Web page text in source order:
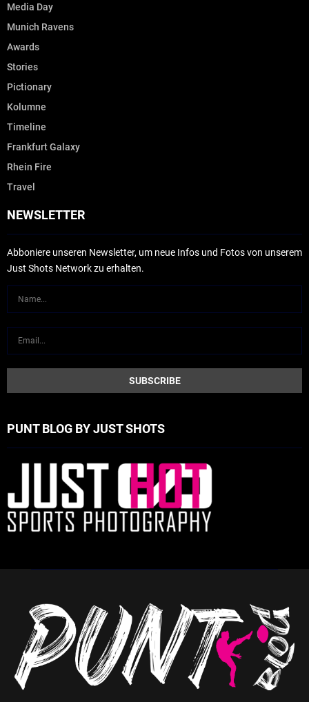
Media Day
Munich Ravens
Awards
Stories
Pictionary
Kolumne
Timeline
Frankfurt Galaxy
Rhein Fire
Travel
NEWSLETTER
Abboniere unseren Newsletter, um neue Infos und Fotos von unserem
Just Shots Network zu erhalten.
PUNT BLOG BY JUST SHOTS